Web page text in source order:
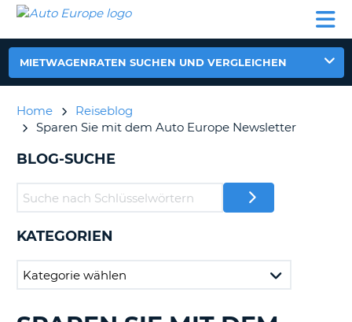
MIETWAGEN
WOHNMOBILE
AUTO
EUROPE
MIETWAGEN
WOHNMOBILE
PARTNER
HILFE
MEIN
KONTO
BUCHUNG
MIETWAGENRATEN SUCHEN UND VERGLEICHEN
Home
Reiseblog
Sparen Sie mit dem Auto Europe Newsletter
BLOG-SUCHE
KATEGORIEN